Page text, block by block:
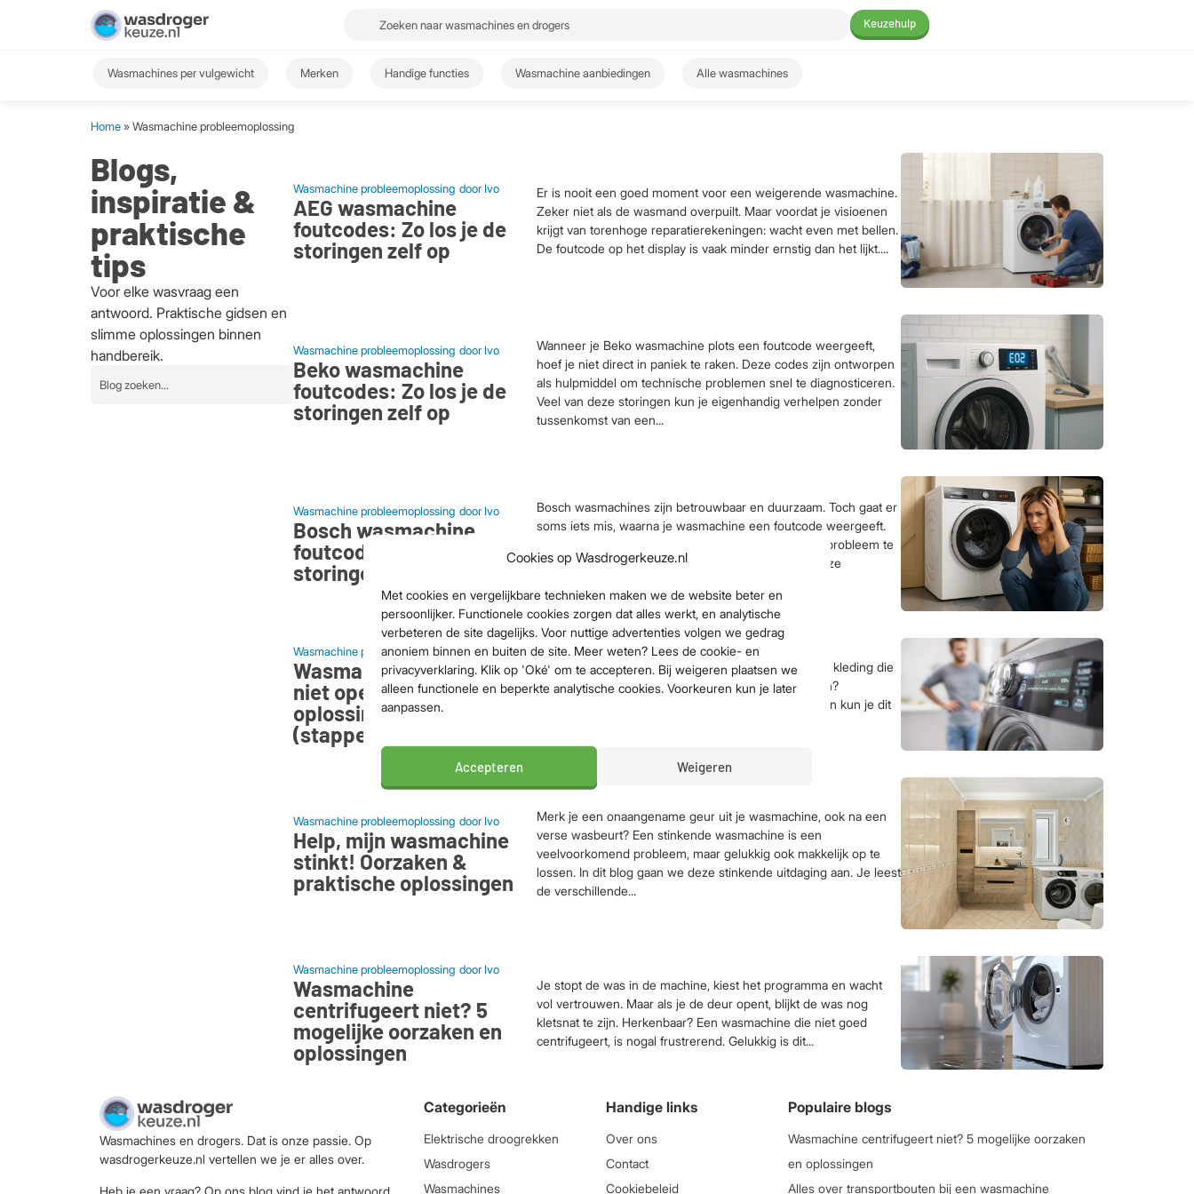
Cookies op Wasdrogerkeuze.nl
Met cookies en vergelijkbare technieken maken we de website beter en
persoonlijker. Functionele cookies zorgen dat alles werkt, en analytische
verbeteren de site dagelijks. Voor nuttige advertenties volgen we gedrag
anoniem binnen en buiten de site. Meer weten? Lees de cookie- en
privacyverklaring. Klik op 'Oké' om te accepteren. Bij weigeren plaatsen we
alleen functionele en beperkte analytische cookies. Voorkeuren kun je later
aanpassen.
Accepteren Weigeren
Keuzehulp
Wasmachines per vulgewicht Merken Handige functies Wasmachine aanbiedingen Alle wasmachines
Home» Wasmachine probleemoplossing
Blogs,
inspiratie &
praktische
tips
Voor elke wasvraag een
antwoord. Praktische gidsen en
slimme oplossingen binnen
handbereik.
Wasmachine probleemoplossing door Ivo
AEG wasmachine
foutcodes: Zo los je de
storingen zelf op
Er is nooit een goed moment voor een weigerende wasmachine.
Zeker niet als de wasmand overpuilt. Maar voordat je visioenen
krijgt van torenhoge reparatierekeningen: wacht even met bellen.
De foutcode op het display is vaak minder ernstig dan het lijkt....
Wasmachine probleemoplossing door Ivo
Beko wasmachine
foutcodes: Zo los je de
storingen zelf op
Wanneer je Beko wasmachine plots een foutcode weergeeft,
hoef je niet direct in paniek te raken. Deze codes zijn ontworpen
als hulpmiddel om technische problemen snel te diagnosticeren.
Veel van deze storingen kun je eigenhandig verhelpen zonder
tussenkomst van een...
Wasmachine probleemoplossing door Ivo
Bosch wasmachine
foutcodes: Zo los je de
storingen zelf op
Bosch wasmachines zijn betrouwbaar en duurzaam. Toch gaat er
soms iets mis, waarna je wasmachine een foutcode weergeeft.
Deze foutcodes zijn ontworpen om je te helpen het probleem te
identificeren. Met de juiste kennis kun je veel van deze
Wasmachine probleemoplossing doorIvo
Wasmachine deur gaat
niet open? 7 oorzaken &
oplossingen
(stappenplan)
Sta je ook wel eens voor je wasmachine met schone kleding die
je nú nodig hebt, maar weigert die deur open te gaan?
Frustrerend! Maar geen paniek. In de meeste gevallen kun je dit
Wasmachine probleemoplossing door Ivo
Help, mijn wasmachine
stinkt! Oorzaken &
praktische oplossingen
Merk je een onaangename geur uit je wasmachine, ook na een
verse wasbeurt? Een stinkende wasmachine is een
veelvoorkomend probleem, maar gelukkig ook makkelijk op te
lossen. In dit blog gaan we deze stinkende uitdaging aan. Je leest
de verschillende...
Wasmachine probleemoplossing door Ivo
Wasmachine
centrifugeert niet? 5
mogelijke oorzaken en
oplossingen
Je stopt de was in de machine, kiest het programma en wacht
vol vertrouwen. Maar als je de deur opent, blijkt de was nog
kletsnat te zijn. Herkenbaar? Een wasmachine die niet goed
centrifugeert, is nogal frustrerend. Gelukkig is dit...
Wasmachines en drogers. Dat is onze passie. Op
wasdrogerkeuze.nl vertellen we je er alles over.
Heb je een vraag? Op ons blog vind je het antwoord.
Categorieën
Elektrische droogrekken
Wasdrogers
Wasmachines
Handige links
Over ons
Contact
Cookiebeleid
Populaire blogs
Wasmachine centrifugeert niet? 5 mogelijke oorzaken
en oplossingen
Alles over transportbouten bij een wasmachine